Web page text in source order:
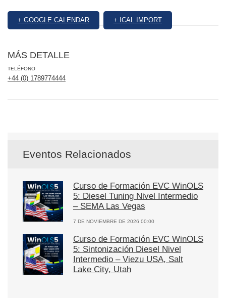
+ GOOGLE CALENDAR + ICAL IMPORT
MÁS DETALLE
TELÉFONO
+44 (0) 1789774444
Eventos Relacionados
Curso de Formación EVC WinOLS
5: Diesel Tuning Nivel Intermedio
– SEMA Las Vegas
7 DE NOVIEMBRE DE 2026 00:00
Curso de Formación EVC WinOLS
5: Sintonización Diesel Nivel
Intermedio – Viezu USA, Salt
Lake City, Utah